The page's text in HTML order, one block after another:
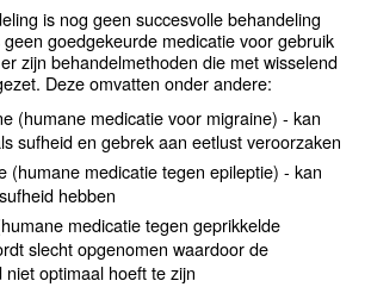
is nog geen succesvolle behandeling
goedgekeurde medicatie voor gebruik
zijn behandelmethoden die met wisselend
Deze omvatten onder andere:
(humane medicatie voor migraine) - kan
sufheid en gebrek aan eetlust veroorzaken
(humane medicatie tegen epileptie) - kan
hebben
medicatie tegen geprikkelde
slecht opgenomen waardoor de
niet optimaal hoeft te zijn